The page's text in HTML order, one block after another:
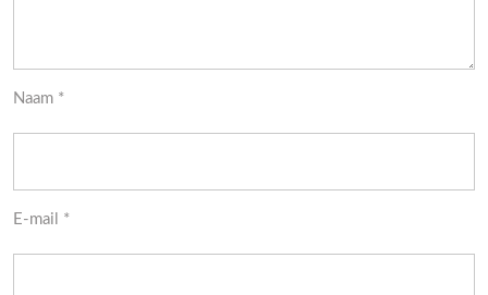
Naam *
E-mail *